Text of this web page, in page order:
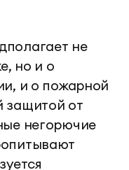
не
но и о
и о пожарной
защитой от
негорючие